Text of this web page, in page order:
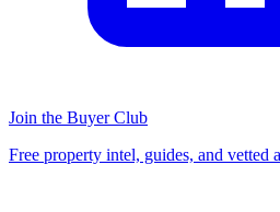
Join the Buyer Club
Free property intel, guides, and vetted